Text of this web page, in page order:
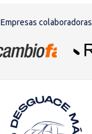
Empresas colaboradoras